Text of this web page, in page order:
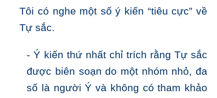
Tôi có nghe một số ý kiến “tiêu cực” về
Tự sắc.
- Ý kiến thứ nhất chỉ trích rằng Tự sắc
được biên soạn do một nhóm nhỏ, đa
số là người Ý và không có tham khảo